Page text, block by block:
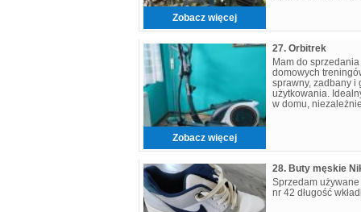
Zobacz więcej
Zobacz więcej
27. Orbitrek
Mam do sprzedania
domowych
sprawny, zadbany i
użytkowania.
w domu,
28. Buty męskie
Sprzedam
nr 42 długość